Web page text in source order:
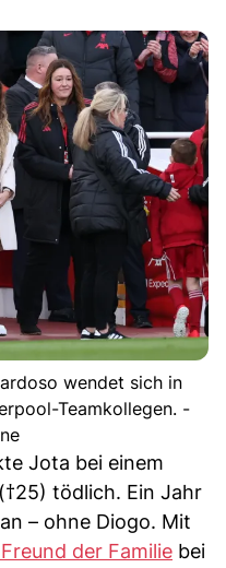
wendet sich in
Teamkollegen. -
Jota bei einem
tödlich. Ein Jahr
– ohne Diogo. Mit
der Familie bei